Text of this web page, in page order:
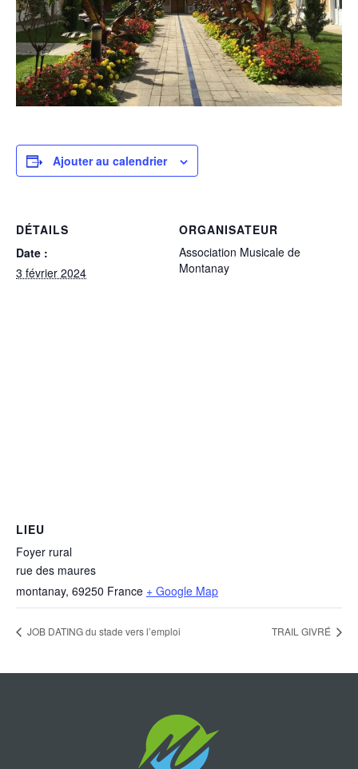
Ajouter au calendrier
DÉTAILS
Date :
3 février 2024
ORGANISATEUR
Association Musicale de
Montanay
LIEU
Foyer rural
rue des maures
montanay, 69250 France + Google Map
JOB DATING du stade vers l’emploi TRAIL GIVRÉ